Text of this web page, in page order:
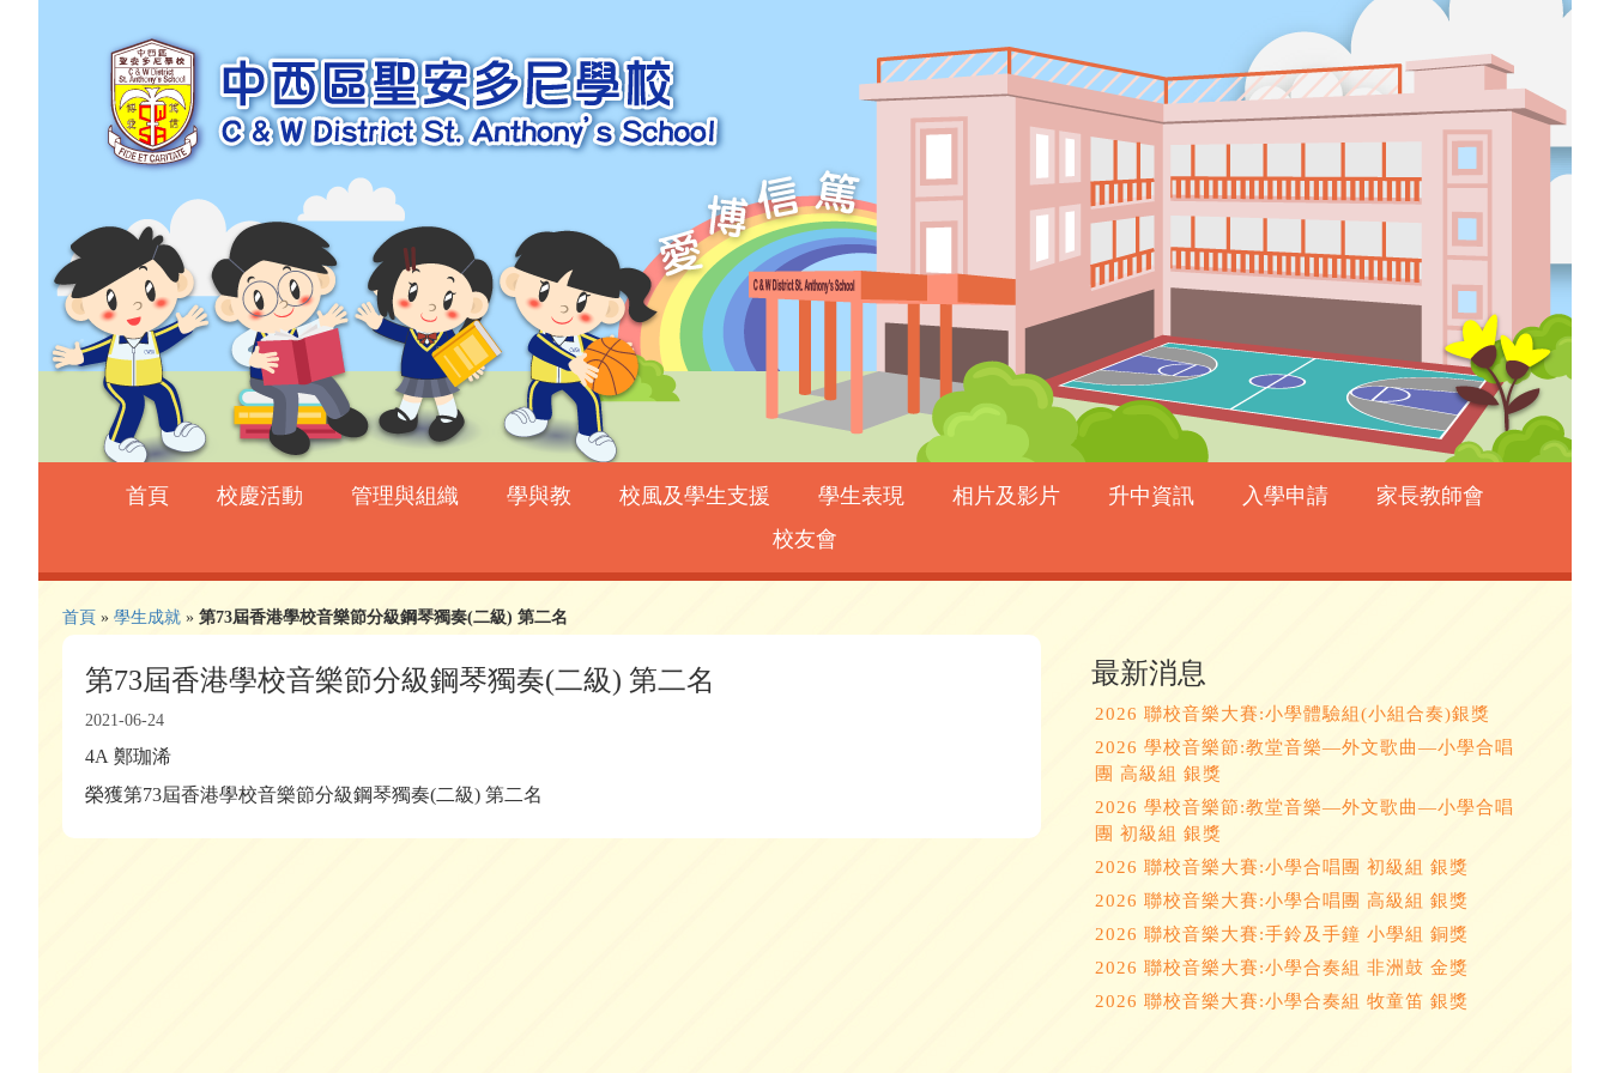
校慶活動
管理與組織
校風及學生支援
學生表現
相片及影片
升中資訊
入學申請
家長教師會首頁 校慶活動 管理與組織 學與教 校風及學生支援 學生表現 相片及影片 升中資訊 入學申請
家長教師會
校友會
首頁 » 學生成就 » 第73屆香港學校音樂節分級鋼琴獨奏(二級) 第二名
第73屆香港學校音樂節分級鋼琴獨奏(二級) 第二名
2021-06-24
4A 鄭珈浠
榮獲第73屆香港學校音樂節分級鋼琴獨奏(二級) 第二名
最新消息
2026 聯校音樂大賽:小學體驗組(小組合奏)銀獎
2026 學校音樂節:教堂音樂—外文歌曲—小學合唱
團 高級組 銀獎
2026 學校音樂節:教堂音樂—外文歌曲—小學合唱
團 初級組 銀獎
2026 聯校音樂大賽:小學合唱團 初級組 銀獎
2026 聯校音樂大賽:小學合唱團 高級組 銀獎
2026 聯校音樂大賽:手鈴及手鐘 小學組 銅獎
2026 聯校音樂大賽:小學合奏組 非洲鼓 金獎
2026 聯校音樂大賽:小學合奏組 牧童笛 銀獎